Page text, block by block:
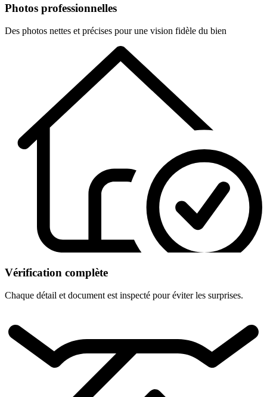
Photos professionnelles
Des photos nettes et précises pour une vision fidèle du bien
Vérification complète
Chaque détail et document est inspecté pour éviter les surprises.